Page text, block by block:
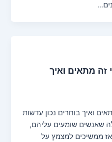
זה מתאים ואיך
ואיך בוחרים נכון עדשות
שאנשים שומעים עליהם,
ממשיכים למצמץ על